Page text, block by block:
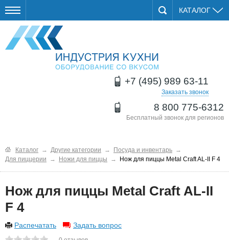
КАТАЛОГ
+7 (495) 989 63-11
Заказать звонок
8 800 775-6312
Бесплатный звонок для регионов
Каталог → Другие категории → Посуда и инвентарь →
Для пиццерии
→ Ножи для пиццы → Нож для пиццы Metal Craft AL-II F 4
Нож для пиццы Metal Craft AL-II
F 4
Распечатать Задать вопрос